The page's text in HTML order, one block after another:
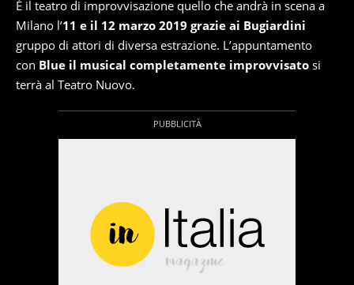
È il teatro di improvvisazione quello che andrà in scena a
Milano l’11 e il 12 marzo 2019 grazie ai Bugiardini
gruppo di attori di diversa estrazione. L’appuntamento
con Blue il musical completamente improvvisato si
terrà al Teatro Nuovo.